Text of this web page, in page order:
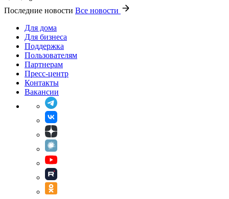
Последние новости Все новости
Для дома
Для бизнеса
Поддержка
Пользователям
Партнерам
Пресс-центр
Контакты
Вакансии